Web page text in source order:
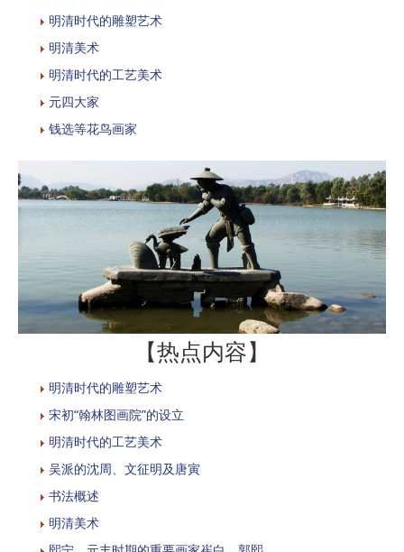
明清时代的雕塑艺术
明清美术
明清时代的工艺美术
元四大家
钱选等花鸟画家
【热点内容】
明清时代的雕塑艺术
宋初“翰林图画院”的设立
明清时代的工艺美术
吴派的沈周、文征明及唐寅
书法概述
明清美术